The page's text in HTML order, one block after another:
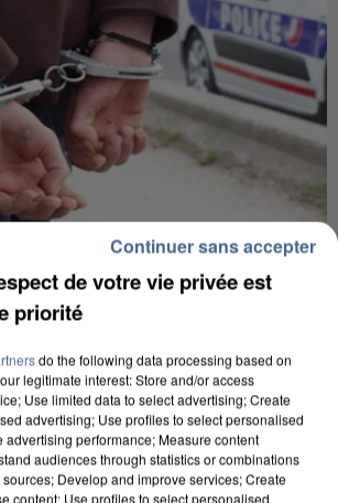
de la DZ Mafia interpellé en
du réseau avait été interpellé
tôt.
de votre vie privée est
priorité
do the following data processing based on
legitimate interest: Store and/or access
Use limited data to select advertising; Create
advertising; Use profiles to select personalised
advertising performance; Measure content
audiences through statistics or combinations
Develop and improve services; Create
content; Use profiles to select personalised
Continuer sans accepter